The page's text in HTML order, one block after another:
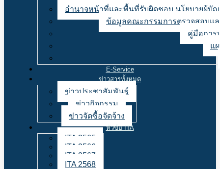
อำนาจหน้าที่และพื้นที่รับผิดชอบ นโยบายผู้บั
ข้อมูลคณะกรรมการตรวจสอบแล
คู่มือการ
แ
E-Service
ข่าวสารทั้งหมด
ข่าวประชาสัมพันธ์
ข่าวกิจกรรม
ข่าวจัดซื้อจัดจ้าง
หัวข้อ ITA
ITA 2565
ITA 2566
ITA 2567
ITA 2568